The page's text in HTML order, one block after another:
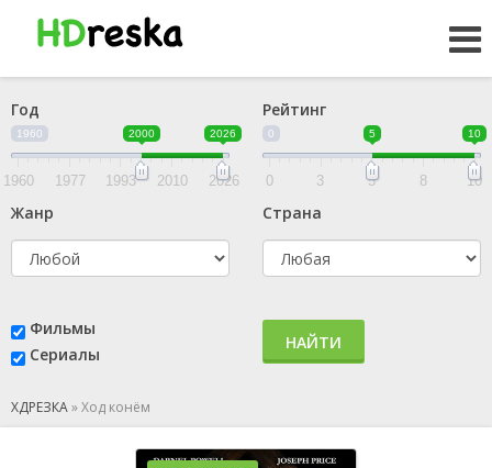
Год
1960 2000 2026
1960 1977 1993 2010 2026
Рейтинг
0 5 10
0 3 5 8 10
Жанр Страна
Фильмы
Сериалы
НАЙТИ
ХДРЕЗКА»Ход конём